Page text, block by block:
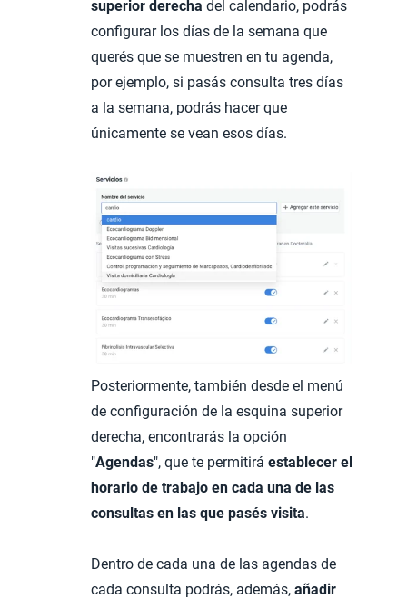
superior derecha del calendario, podrás
configurar los días de la semana que
querés que se muestren en tu agenda,
por ejemplo, si pasás consulta tres días
a la semana, podrás hacer que
únicamente se vean esos días.
Posteriormente, también desde el menú
de configuración de la esquina superior
derecha, encontrarás la opción
"Agendas", que te permitirá establecer el
horario de trabajo en cada una de las
consultas en las que pasés visita.
Dentro de cada una de las agendas de
cada consulta podrás, además, añadir